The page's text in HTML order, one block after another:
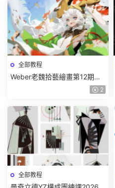
全部教程
Weber老魏拾藝繪畫第12期角
色特訓班【畫質不錯隻有視
2
全部教程